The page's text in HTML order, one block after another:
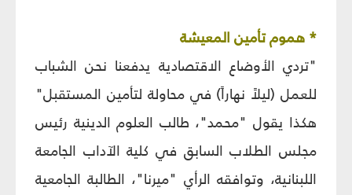
* هموم تأمين المعيشة
"تردي الأوضاع الاقتصادية يدفعنا نحن الشباب
للعمل (ليلاً نهاراً) في محاولة لتأمين المستقبل"
هكذا يقول "محمد"، طالب العلوم الدينية رئيس
مجلس الطلاب السابق في كلية الآداب الجامعة
اللبنانية، وتوافقه الرأي "ميرنا"، الطالبة الجامعية